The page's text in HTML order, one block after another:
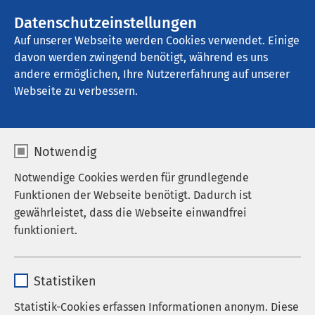
Datenschutzeinstellungen
Auf unserer Webseite werden Cookies verwendet. Einige
davon werden zwingend benötigt, während es uns
andere ermöglichen, Ihre Nutzererfahrung auf unserer
Webseite zu verbessern.
Notwendig
Notwendige Cookies werden für grundlegende
Funktionen der Webseite benötigt. Dadurch ist
gewährleistet, dass die Webseite einwandfrei
funktioniert.
Anbieter sgalinski
Statistiken
Statistik-Cookies erfassen Informationen anonym. Diese
AMEOS Poliklinikum Halberstadt